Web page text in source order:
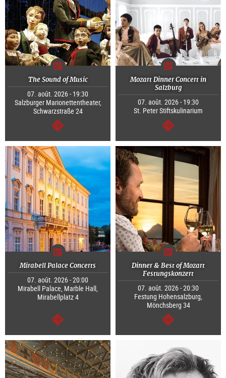
The Sound of Music
07. août. 2026 - 19:30
Salzburger Marionettentheater,
Schwarzstraße 24
Continuer
Mozart Dinner Concert in
Salzburg
07. août. 2026 - 19:30
St. Peter Stiftskulinarium
Continuer
Mirabell Palace Concerts
07. août. 2026 - 20:00
Mirabell Palace, Marble Hall,
Mirabellplatz 4
Continuer
Dinner & Best of Mozart
Festungskonzert
07. août. 2026 - 20:30
Festung Hohensalzburg,
Mönchsberg 34
Continuer